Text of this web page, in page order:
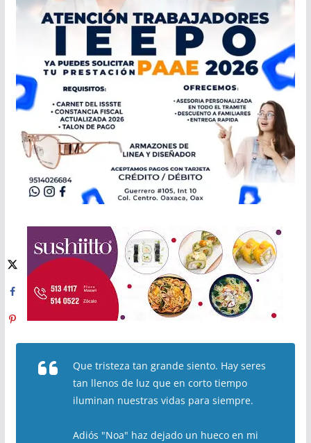
Que tristeza tan grande siento. Hay seres
tan llenos de luz que en corto tiempo
iluminan nuestras vidas para siempre.
Adiós "Noa" haz dejado un hueco en mi